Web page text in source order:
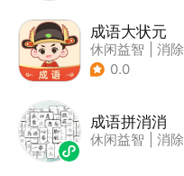
成语大状元
休闲益智 消除
0.0
成语拼消消
休闲益智 消除